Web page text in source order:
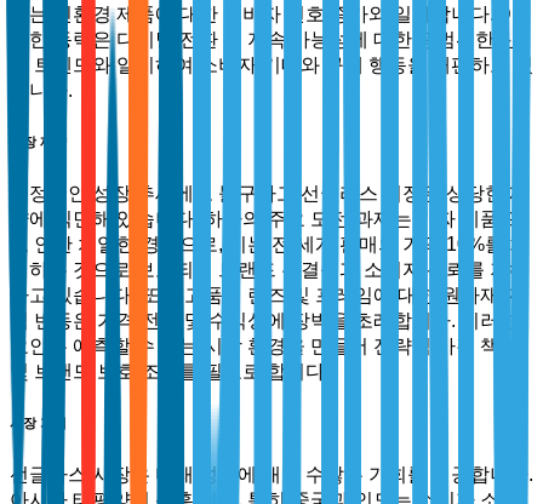
이는 친환경 제품에 대한 소비자 선호 증가와 일치합니다. 이
러한 동력은 디지털 전환 및 지속 가능성에 대한 광범위한 산
업 트렌드와 일치하여 소비자 기대와 구매 행동을 재편하고 있
습니다.
시장 제약
긍정적인 성장 추세에도 불구하고 선글라스 시장은 상당한 제
약에 직면해 있습니다. 하나의 주요 도전 과제는 가짜 제품으
로 인한 치열한 경쟁으로, 이는 전 세계 판매의 거의 10%를 차
지하는 것으로 보고되어 브랜드 무결성과 소비자 신뢰를 저해
하고 있습니다. 또한 고품질 렌즈 및 프레임에 대한 원자재 가
격 변동은 가격 전략 및 수익성에 장벽을 초래합니다. 이러한
요인은 예측할 수 없는 시장 환경을 만들어 전략적 가격 책정
및 브랜드 보호 조치를 필요로 합니다.
시장 기회
선글라스 시장은 미래 성장에 대한 수많은 기회를 제공합니다.
아시아 태평양의 신흥 시장, 특히 중국과 인도는 소비자 소득